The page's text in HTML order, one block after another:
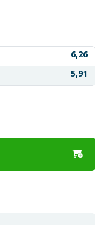
6,26
5,91